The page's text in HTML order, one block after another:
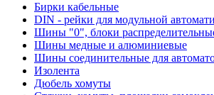
Бирки кабельные
DIN - рейки для модульной
Шины "0", блоки
Шины медные и алюминиевые
Шины соединительные для
Изолента
Дюбель хомуты